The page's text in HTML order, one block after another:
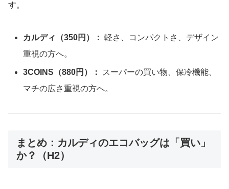
す。
カルディ（350円）： 軽さ、コンパクトさ、デザイン
重視の方へ。
3COINS（880円）：
スーパーの買い物、保冷機能、
マチの広さ重視の方へ。
まとめ：カルディのエコバッグは「買い」
か？（H2）